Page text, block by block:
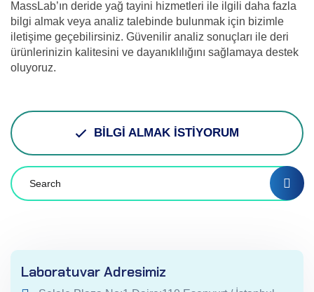
MassLab’ın deride yağ tayini hizmetleri ile ilgili daha fazla
bilgi almak veya analiz talebinde bulunmak için bizimle
iletişime geçebilirsiniz. Güvenilir analiz sonuçları ile deri
ürünlerinizin kalitesini ve dayanıklılığını sağlamaya destek
oluyoruz.
BİLGİ ALMAK İSTİYORUM
Laboratuvar Adresimiz